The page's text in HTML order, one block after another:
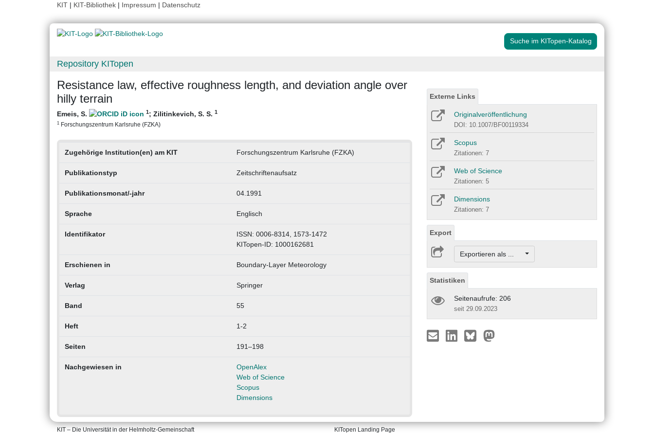
KIT | KIT-Bibliothek | Impressum | Datenschutz
Suche im KITopen-Katalog
Repository KITopen
Resistance law, effective roughness length, and deviation angle over
hilly terrain
Emeis, S. 1; Zilitinkevich, S. S. 1
1 Forschungszentrum Karlsruhe (FZKA)
Zugehörige Institution(en) am KIT Forschungszentrum Karlsruhe (FZKA)
Publikationstyp Zeitschriftenaufsatz
Publikationsmonat/-jahr 04.1991
Sprache Englisch
Identifikator
ISSN: 0006-8314, 1573-1472
KITopen-ID: 1000162681
Erschienen in Boundary-Layer Meteorology
Verlag Springer
Band 55
Heft 1-2
Seiten 191–198
Nachgewiesen in
OpenAlex
Web of Science
Scopus
Dimensions
Externe Links
Originalveröffentlichung
DOI: 10.1007/BF00119334
Scopus
Zitationen: 7
Web of Science
Zitationen: 5
Dimensions
Zitationen: 7
Export
Exportieren als ...
Statistiken
Seitenaufrufe: 206
seit 29.09.2023
KIT – Die Universität in der Helmholtz-Gemeinschaft KITopen Landing Page